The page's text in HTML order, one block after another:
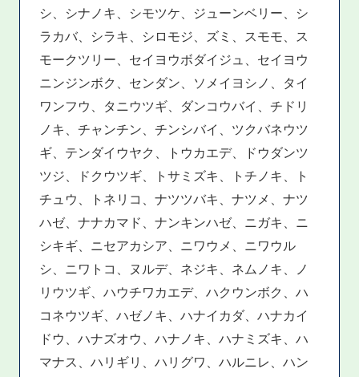
シ、シナノキ、シモツケ、ジューンベリー、シ
ラカバ、シラキ、シロモジ、ズミ、スモモ、ス
モークツリー、セイヨウボダイジュ、セイヨウ
ニンジンボク、センダン、ソメイヨシノ、タイ
ワンフウ、タニウツギ、ダンコウバイ、チドリ
ノキ、チャンチン、チンシバイ、ツクバネウツ
ギ、テンダイウヤク、トウカエデ、ドウダンツ
ツジ、ドクウツギ、トサミズキ、トチノキ、ト
チュウ、トネリコ、ナツツバキ、ナツメ、ナツ
ハゼ、ナナカマド、ナンキンハゼ、ニガキ、ニ
シキギ、ニセアカシア、ニワウメ、ニワウル
シ、ニワトコ、ヌルデ、ネジキ、ネムノキ、ノ
リウツギ、ハウチワカエデ、ハクウンボク、ハ
コネウツギ、ハゼノキ、ハナイカダ、ハナカイ
ドウ、ハナズオウ、ハナノキ、ハナミズキ、ハ
マナス、ハリギリ、ハリグワ、ハルニレ、ハン